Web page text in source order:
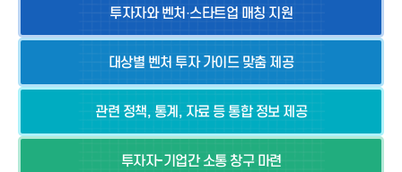
투자자와 벤처·스타트업 매칭 지원
대상별 벤처 투자 가이드 맞춤 제공
관련 정책, 통계, 자료 등 통합 정보 제공
투자자-기업간 소통 창구 마련